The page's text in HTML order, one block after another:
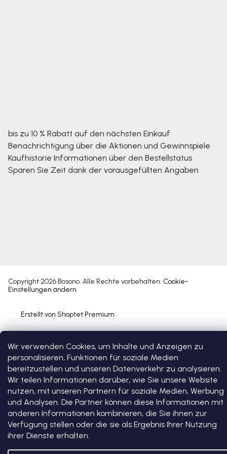
Wir verwenden Cookies, um Inhalte und Anzeigen zu
personalisieren, Funktionen für soziale Medien
bereitzustellen und unseren Datenverkehr zu analysieren.
Wir teilen Informationen darüber, wie Sie unsere Website
nutzen, mit unseren Partnern für soziale Medien, Werbung
und Analysen. Die Partner können diese Informationen mit
anderen Informationen kombinieren, die Sie ihnen zur
Verfügung stellen oder die sie als Ergebnis Ihrer Nutzung
ihrer Dienste erhalten.
bis zu 10 % Rabatt auf den nächsten Einkauf
Benachrichtigung über die Aktionen und Gewinnspiele
Kaufhistorie Informationen über den Bestellstatus
Sparen Sie Zeit dank der vorausgefüllten Angaben
Erstellt von Shoptet Premium
Copyright 2026 Bosono. Alle Rechte vorbehalten. Cookie-
Einstellungen ändern